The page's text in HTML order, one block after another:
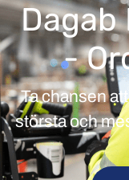
Dagab
-
Ta chansen
största och